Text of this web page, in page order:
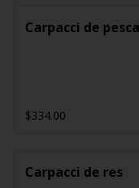
Carpacci de
$334.00
Carpacci de res